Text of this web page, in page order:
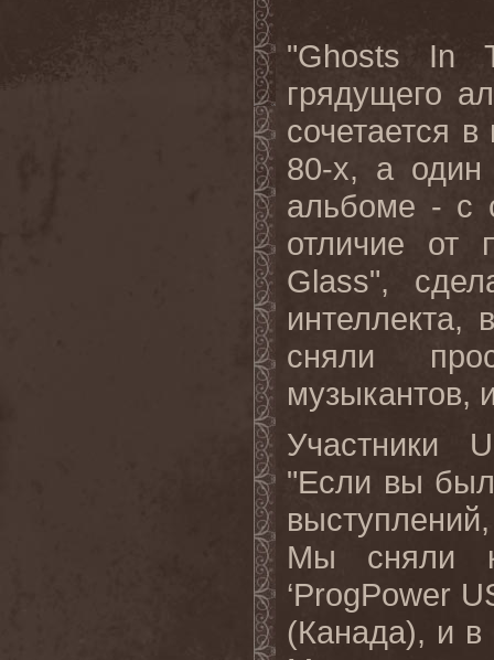
"Ghosts In
грядущего
сочетается
80-х, а
альбоме - с
отличие от
Glass",
интеллекта,
сняли
музыкантов,
Участники
"Если вы
Мы сняли
‘ProgPower
(Канада), и в